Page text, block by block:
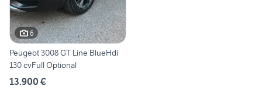
6
Peugeot 3008 GT Line BlueHdi
130 cvFull Optional
13.900 €